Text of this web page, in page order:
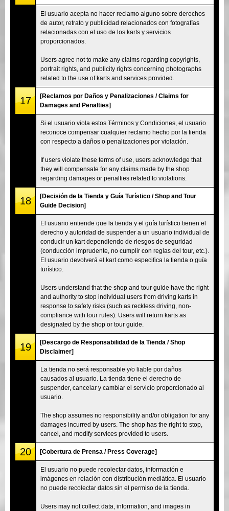
El usuario acepta no hacer reclamo alguno sobre derechos
de autor, retrato y publicidad relacionados con fotografías
relacionadas con el uso de los karts y servicios
proporcionados.
Users agree not to make any claims regarding copyrights,
portrait rights, and publicity rights concerning photographs
related to the use of karts and services provided.
17
[Reclamos por Daños y Penalizaciones / Claims for
Damages and Penalties]
Si el usuario viola estos Términos y Condiciones, el usuario
reconoce compensar cualquier reclamo hecho por la tienda
con respecto a daños o penalizaciones por violación.
If users violate these terms of use, users acknowledge that
they will compensate for any claims made by the shop
regarding damages or penalties related to violations.
18
[Decisión de la Tienda y Guía Turístico / Shop and Tour
Guide Decision]
El usuario entiende que la tienda y el guía turístico tienen el
derecho y autoridad de suspender a un usuario individual de
conducir un kart dependiendo de riesgos de seguridad
(conducción imprudente, no cumplir con reglas del tour, etc.).
El usuario devolverá el kart como especifica la tienda o guía
turístico.
Users understand that the shop and tour guide have the right
and authority to stop individual users from driving karts in
response to safety risks (such as reckless driving, non-
compliance with tour rules). Users will return karts as
designated by the shop or tour guide.
19
[Descargo de Responsabilidad de la Tienda / Shop
Disclaimer]
La tienda no será responsable y/o liable por daños
causados al usuario. La tienda tiene el derecho de
suspender, cancelar y cambiar el servicio proporcionado al
usuario.
The shop assumes no responsibility and/or obligation for any
damages incurred by users. The shop has the right to stop,
cancel, and modify services provided to users.
20 [Cobertura de Prensa / Press Coverage]
El usuario no puede recolectar datos, información e
imágenes en relación con distribución mediática. El usuario
no puede recolectar datos sin el permiso de la tienda.
Users may not collect data, information, and images in